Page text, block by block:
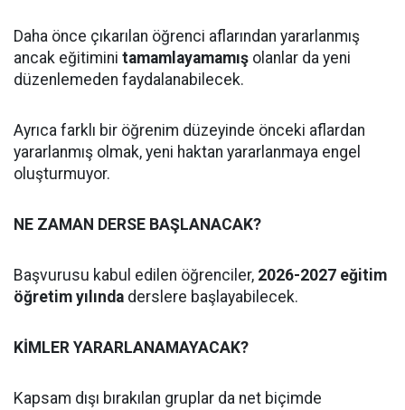
Daha önce çıkarılan öğrenci aflarından yararlanmış
ancak eğitimini tamamlayamamış olanlar da yeni
düzenlemeden faydalanabilecek.
Ayrıca farklı bir öğrenim düzeyinde önceki aflardan
yararlanmış olmak, yeni haktan yararlanmaya engel
oluşturmuyor.
NE ZAMAN DERSE BAŞLANACAK?
Başvurusu kabul edilen öğrenciler, 2026-2027 eğitim
öğretim yılında derslere başlayabilecek.
KİMLER YARARLANAMAYACAK?
Kapsam dışı bırakılan gruplar da net biçimde